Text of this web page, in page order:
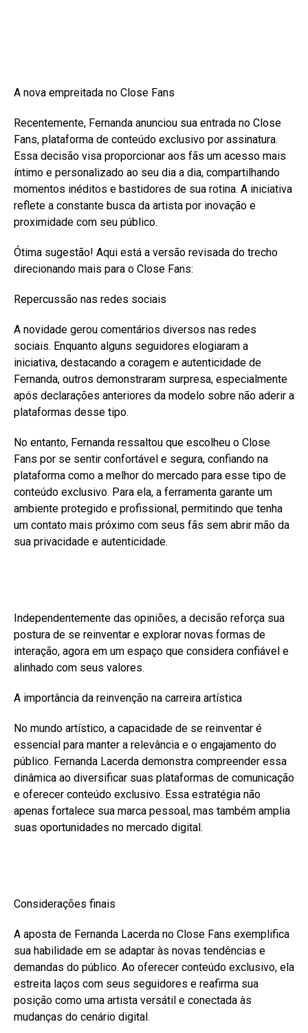
A nova empreitada no Close Fans
Recentemente, Fernanda anunciou sua entrada no Close
Fans, plataforma de conteúdo exclusivo por assinatura.
Essa decisão visa proporcionar aos fãs um acesso mais
íntimo e personalizado ao seu dia a dia, compartilhando
momentos inéditos e bastidores de sua rotina. A iniciativa
reflete a constante busca da artista por inovação e
proximidade com seu público.
Ótima sugestão! Aqui está a versão revisada do trecho
direcionando mais para o Close Fans:
Repercussão nas redes sociais
A novidade gerou comentários diversos nas redes
sociais. Enquanto alguns seguidores elogiaram a
iniciativa, destacando a coragem e autenticidade de
Fernanda, outros demonstraram surpresa, especialmente
após declarações anteriores da modelo sobre não aderir a
plataformas desse tipo.
No entanto, Fernanda ressaltou que escolheu o Close
Fans por se sentir confortável e segura, confiando na
plataforma como a melhor do mercado para esse tipo de
conteúdo exclusivo. Para ela, a ferramenta garante um
ambiente protegido e profissional, permitindo que tenha
um contato mais próximo com seus fãs sem abrir mão da
sua privacidade e autenticidade.
Independentemente das opiniões, a decisão reforça sua
postura de se reinventar e explorar novas formas de
interação, agora em um espaço que considera confiável e
alinhado com seus valores.
A importância da reinvenção na carreira artística
No mundo artístico, a capacidade de se reinventar é
essencial para manter a relevância e o engajamento do
público. Fernanda Lacerda demonstra compreender essa
dinâmica ao diversificar suas plataformas de comunicação
e oferecer conteúdo exclusivo. Essa estratégia não
apenas fortalece sua marca pessoal, mas também amplia
suas oportunidades no mercado digital.
Considerações finais
A aposta de Fernanda Lacerda no Close Fans exemplifica
sua habilidade em se adaptar às novas tendências e
demandas do público. Ao oferecer conteúdo exclusivo, ela
estreita laços com seus seguidores e reafirma sua
posição como uma artista versátil e conectada às
mudanças do cenário digital.